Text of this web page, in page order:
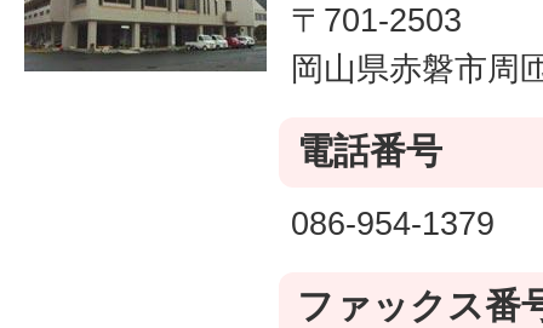
〒701-2503
岡山県赤磐市周
電話番号
086-954-1379
ファックス番